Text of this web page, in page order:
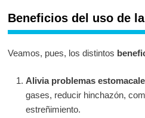
Beneficios del uso de
Veamos, pues, los distintos
Alivia problemas
gases, reducir hinchazón,
estreñimiento.